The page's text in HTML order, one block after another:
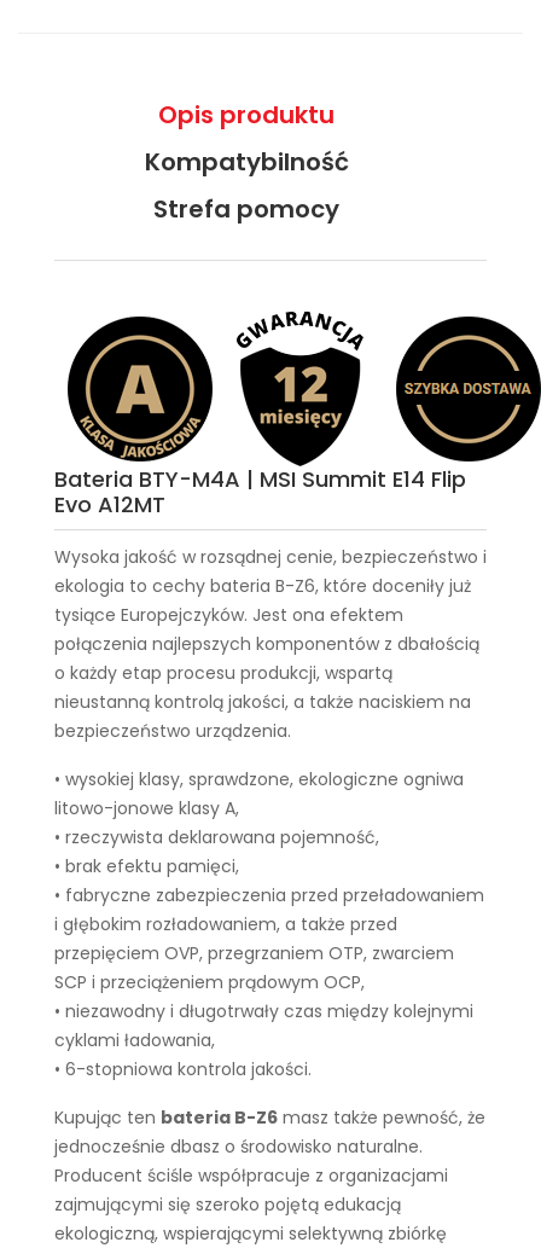
Opis produktu
Kompatybilność
Strefa pomocy
Bateria BTY-M4A | MSI Summit E14 Flip
Evo A12MT
Wysoka jakość w rozsądnej cenie, bezpieczeństwo i
ekologia to cechy bateria B-Z6, które doceniły już
tysiące Europejczyków. Jest ona efektem
połączenia najlepszych komponentów z dbałością
o każdy etap procesu produkcji, wspartą
nieustanną kontrolą jakości, a także naciskiem na
bezpieczeństwo urządzenia.
• wysokiej klasy, sprawdzone, ekologiczne ogniwa
litowo-jonowe klasy A,
• rzeczywista deklarowana pojemność,
• brak efektu pamięci,
• fabryczne zabezpieczenia przed przeładowaniem
i głębokim rozładowaniem, a także przed
przepięciem OVP, przegrzaniem OTP, zwarciem
SCP i przeciążeniem prądowym OCP,
• niezawodny i długotrwały czas między kolejnymi
cyklami ładowania,
• 6-stopniowa kontrola jakości.
Kupując ten bateria B-Z6 masz także pewność, że
jednocześnie dbasz o środowisko naturalne.
Producent ściśle współpracuje z organizacjami
zajmującymi się szeroko pojętą edukacją
ekologiczną, wspierającymi selektywną zbiórkę